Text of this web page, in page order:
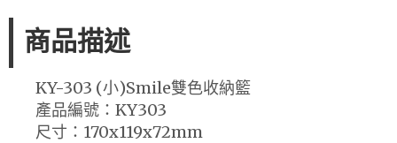
商品描述
KY-303 (小)Smile雙色收納籃
產品編號：KY303
尺寸：170x119x72mm